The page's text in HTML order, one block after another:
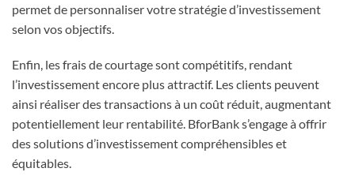
permet de personnaliser votre stratégie d’investissement
selon vos objectifs.
Enfin, les frais de courtage sont compétitifs, rendant
l’investissement encore plus attractif. Les clients peuvent
ainsi réaliser des transactions à un coût réduit, augmentant
potentiellement leur rentabilité. BforBank s’engage à offrir
des solutions d’investissement compréhensibles et
équitables.